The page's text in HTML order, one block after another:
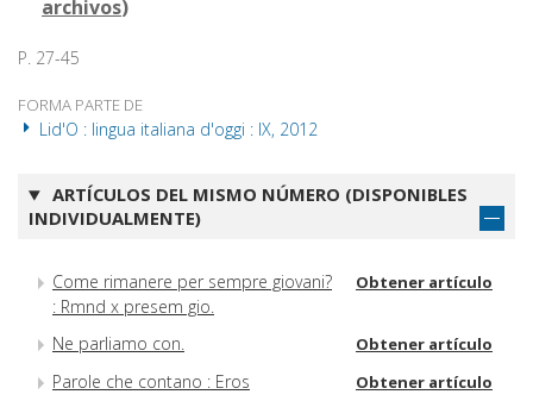
archivos)
P. 27-45
FORMA PARTE DE
Lid'O : lingua italiana d'oggi : IX, 2012
ARTÍCULOS DEL MISMO NÚMERO (DISPONIBLES
INDIVIDUALMENTE)
Come rimanere per sempre giovani?
: Rmnd x presem gio.
Obtener artículo
Ne parliamo con. Obtener artículo
Parole che contano : Eros Obtener artículo